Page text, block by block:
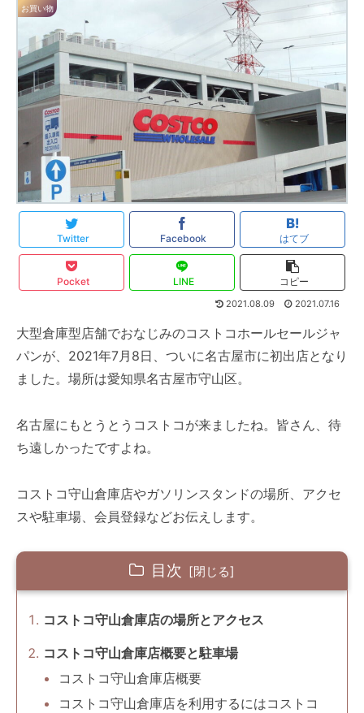
お買い物
Twitter Facebook はてブ
Pocket LINE コピー
2021.08.09 2021.07.16
大型倉庫型店舗でおなじみのコストコホールセールジャ
パンが、2021年7月8日、ついに名古屋市に初出店となり
ました。場所は愛知県名古屋市守山区。
名古屋にもとうとうコストコが来ましたね。皆さん、待
ち遠しかったですよね。
コストコ守山倉庫店やガソリンスタンドの場所、アクセ
スや駐車場、会員登録などお伝えします。
目次
コストコ守山倉庫店の場所とアクセス
コストコ守山倉庫店概要と駐車場
コストコ守山倉庫店概要
コストコ守山倉庫店を利用するにはコストコ